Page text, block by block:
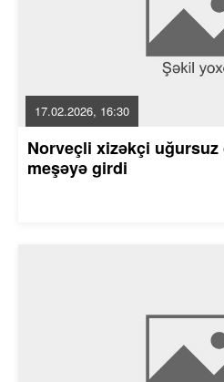
17.02.2026, 16:30
Norveçli xizəkçi uğursuz
meşəyə girdi